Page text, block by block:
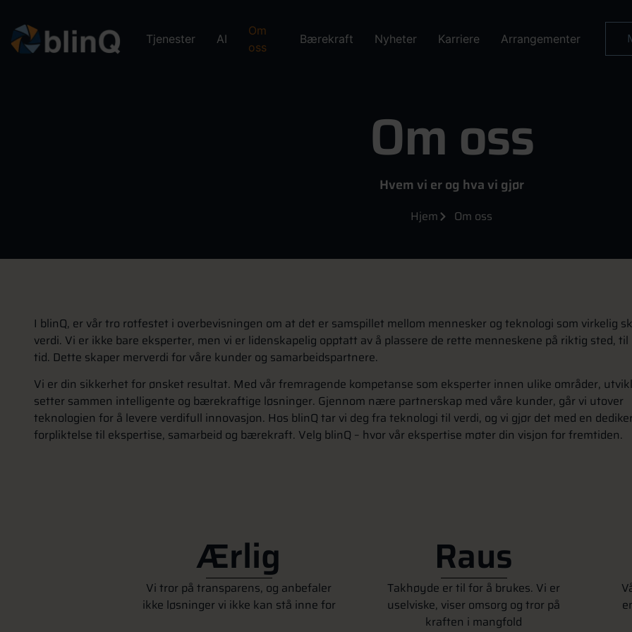
Tjenester AI
Om
oss
Bærekraft Nyheter Karriere Arrangementer
Om oss
Hvem vi er og hva vi gjør
Hjem Om oss
I blinQ, er vår tro rotfestet i overbevisningen om at det er samspillet mellom mennesker og teknologi som virkelig
verdi. Vi er ikke bare eksperter, men vi er lidenskapelig opptatt av å plassere de rette menneskene på riktig sted,
tid. Dette skaper merverdi for våre kunder og samarbeidspartnere.
Vi er din sikkerhet for ønsket resultat. Med vår fremragende kompetanse som eksperter innen ulike områder,
setter sammen intelligente og bærekraftige løsninger. Gjennom nære partnerskap med våre kunder, går vi utover
teknologien for å levere verdifull innovasjon. Hos blinQ tar vi deg fra teknologi til verdi, og vi gjør det med en
forpliktelse til ekspertise, samarbeid og bærekraft. Velg blinQ – hvor vår ekspertise møter din visjon for fremtiden.
Ærlig
Vi tror på transparens, og anbefaler
ikke løsninger vi ikke kan stå inne for
Raus
Takhøyde er til for å brukes. Vi er
uselviske, viser omsorg og tror på
kraften i mangfold